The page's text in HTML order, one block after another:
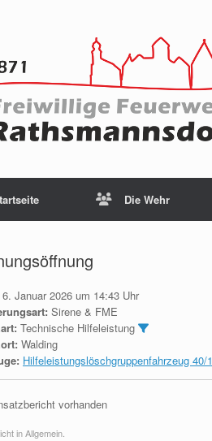
Die Wehr
6. Januar 2026 um 14:43 Uhr
Sirene & FME
Technische Hilfeleistung
Walding
Hilfeleistungslöschgruppenfahrzeug 40/1
vorhanden
in Allgemein.